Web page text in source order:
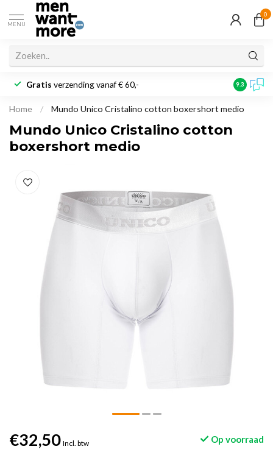
MENU
0
Gratis verzending vanaf € 60,- 9.3
Home / Mundo Unico Cristalino cotton boxershort medio
Mundo Unico Cristalino cotton
boxershort medio
€32,50 Incl. btw Op voorraad